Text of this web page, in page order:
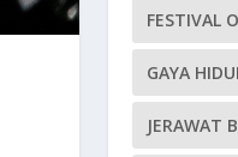
FESTIVAL
GAYA
JERAWAT